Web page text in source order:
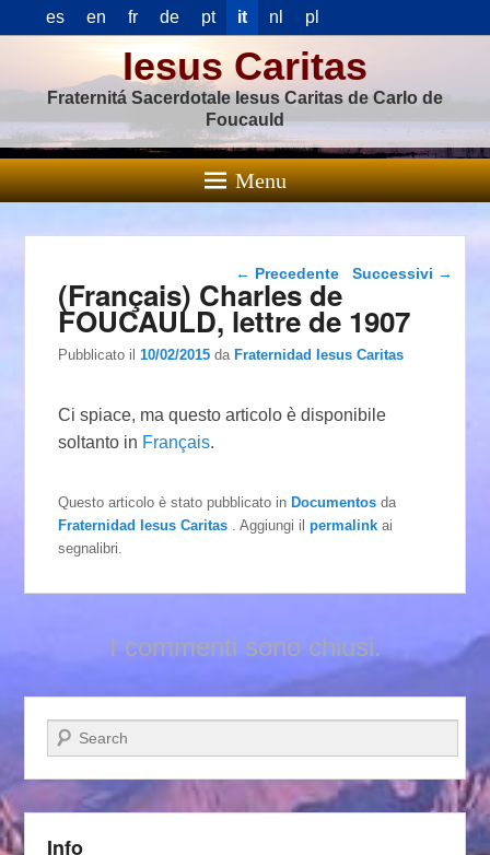
es en fr de pt it nl pl
Iesus Caritas
Fraternitá Sacerdotale Iesus Caritas de Carlo de
Foucauld
Menu
Navigazione articolo
← Precedente Successivi →
(Français) Charles de
FOUCAULD, lettre de 1907
Pubblicato il10/02/2015 daFraternidad Iesus Caritas
Ci spiace, ma questo articolo è disponibile
soltanto in Français.
Questo articolo è stato pubblicato inDocumentos da
Fraternidad Iesus Caritas
. Aggiungi ilpermalink ai
segnalibri.
I commenti sono chiusi.
Cerca
Info